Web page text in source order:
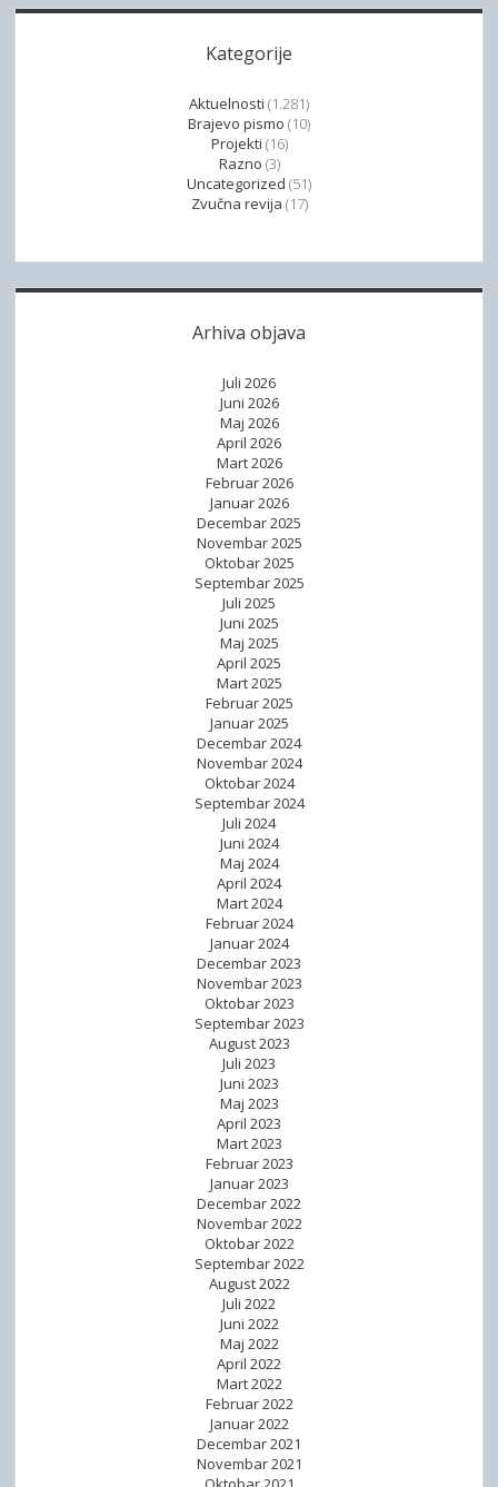
r
k
e
š
k
o
g
a
o
j
i
o
ć
a
v
a
l
i
p
r
i
s
t
b
j
a
v
l
j
m
d
j
e
Kategorije
Aktuelnosti (1.281)
Brajevo pismo (10)
Projekti (16)
Razno (3)
Uncategorized (51)
Zvučna revija (17)
Arhiva objava
Juli 2026
Juni 2026
Maj 2026
April 2026
Mart 2026
Februar 2026
Januar 2026
Decembar 2025
Novembar 2025
Oktobar 2025
Septembar 2025
Juli 2025
Juni 2025
Maj 2025
April 2025
Mart 2025
Februar 2025
Januar 2025
Decembar 2024
Novembar 2024
Oktobar 2024
Septembar 2024
Juli 2024
Juni 2024
Maj 2024
April 2024
Mart 2024
Februar 2024
Januar 2024
Decembar 2023
Novembar 2023
Oktobar 2023
Septembar 2023
August 2023
Juli 2023
Juni 2023
Maj 2023
April 2023
Mart 2023
Februar 2023
Januar 2023
Decembar 2022
Novembar 2022
Oktobar 2022
Septembar 2022
August 2022
Juli 2022
Juni 2022
Maj 2022
April 2022
Mart 2022
Februar 2022
Januar 2022
Decembar 2021
Novembar 2021